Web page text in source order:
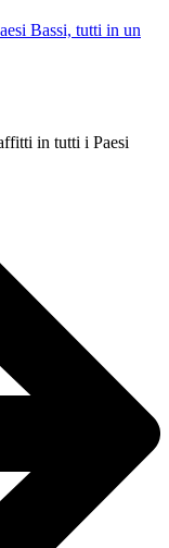
Bassi, tutti in un
in tutti i Paesi